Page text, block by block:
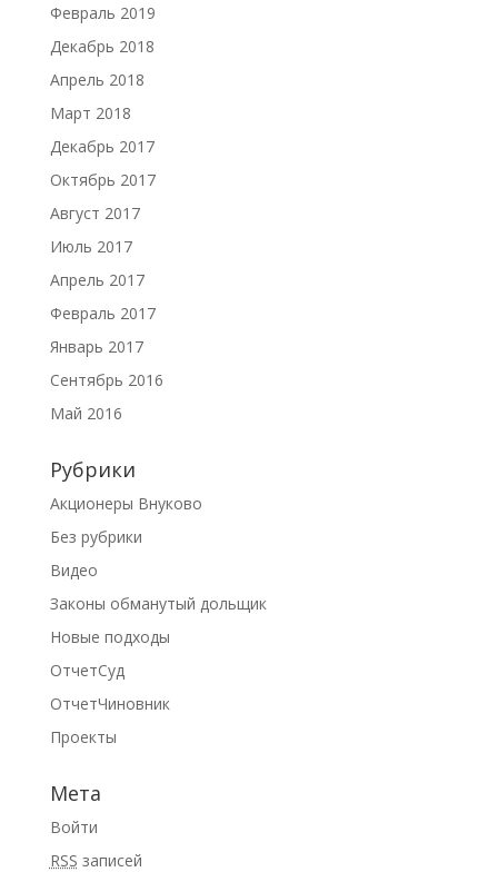
Февраль 2019
Декабрь 2018
Апрель 2018
Март 2018
Декабрь 2017
Октябрь 2017
Август 2017
Июль 2017
Апрель 2017
Февраль 2017
Январь 2017
Сентябрь 2016
Май 2016
Рубрики
Акционеры Внуково
Без рубрики
Видео
Законы обманутый дольщик
Новые подходы
ОтчетСуд
ОтчетЧиновник
Проекты
Мета
Войти
RSS записей